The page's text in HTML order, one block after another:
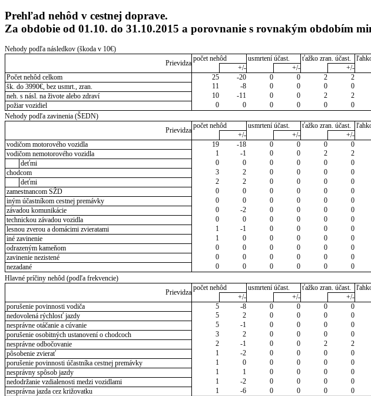
Prehľad nehôd v cestnej doprave.
Za obdobie od 01.10. do 31.10.2015 a porovnanie s rovnakým obdobím
Nehody podľa následkov (škoda v 10€)
Prievidza
počet nehôd usmrtení účast. ťažko zran. účast.
+/-
+/- +/-
Počet nehôd celkom
25 -20 0 0 2 2
šk. do 3990€, bez usmrt., zran.
11 -8 0 0 0 0
neh. s násl. na živote alebo zdraví
10 -11 0 0 2 2
požiar vozidiel
0 0 0 0 0 0
Nehody podľa zavinenia (ŠEDN)
Prievidza
počet nehôd usmrtení účast. ťažko zran. účast.
+/-
+/- +/-
vodičom motorového vozidla
19 -18 0 0 0 0
vodičom nemotorového vozidla
1 -1 0 0 2 2
deťmi
0 0 0 0 0 0
chodcom
3 2 0 0 0 0
deťmi
2 2 0 0 0 0
zamestnancom SŽD
0 0 0 0 0 0
iným účastníkom cestnej premávky
0 0 0 0 0 0
závadou komunikácie
0 -2 0 0 0 0
technickou závadou vozidla
0 0 0 0 0 0
lesnou zverou a domácimi zvieratami
1 -1 0 0 0 0
iné zavinenie
1 0 0 0 0 0
odrazeným kameňom
0 0 0 0 0 0
zavinenie nezistené
0 0 0 0 0 0
nezadané
0 0 0 0 0 0
Hlavné príčiny nehôd (podľa frekvencie)
Prievidza
počet nehôd usmrtení účast. ťažko zran. účast.
+/-
+/- +/-
porušenie povinnosti vodiča
5 -8 0 0 0 0
nedovolená rýchlosť jazdy
5 2 0 0 0 0
nesprávne otáčanie a cúvanie
5 -1 0 0 0 0
porušenie osobitných ustanovení o chodcoch
3 2 0 0 0 0
nesprávne odbočovanie
2 -1 0 0 2 2
pôsobenie zvierať
1 -2 0 0 0 0
porušenie povinnosti účastníka cestnej premávky
1 0 0 0 0 0
nesprávny spôsob jazdy
1 1 0 0 0 0
nedodržanie vzdialenosti medzi vozidlami
1 -2 0 0 0 0
nesprávna jazda cez križovatku
1 -6 0 0 0 0